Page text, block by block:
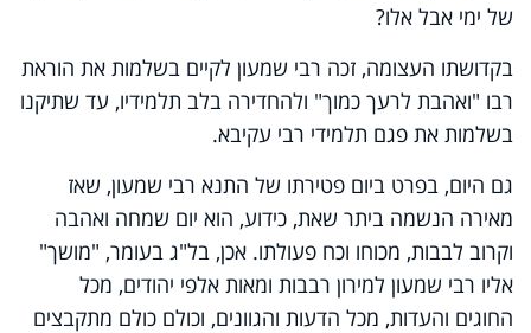
של ימי אבל אלו?
בקדושתו העצומה, זכה רבי שמעון לקיים בשלמות את הוראת
רבו "ואהבת לרעך כמוך" ולהחדירה בלב תלמידיו, עד שתיקנו
בשלמות את פגם תלמידי רבי עקיבא.
גם היום, בפרט ביום פטירתו של התנא רבי שמעון, שאז
מאירה הנשמה ביתר שאת, כידוע, הוא יום שמחה ואהבה
וקרוב לבבות, מכוחו וכח פעולתו. אכן, בל"ג בעומר, "מושך"
אליו רבי שמעון למירון רבבות ומאות אלפי יהודים, מכל
החוגים והעדות, מכל הדעות והגוונים, וכולם כולם מתקבצים